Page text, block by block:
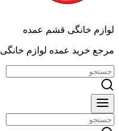
لوازم خانگی قشم عمده
مرجع خرید عمده لوازم خانگی